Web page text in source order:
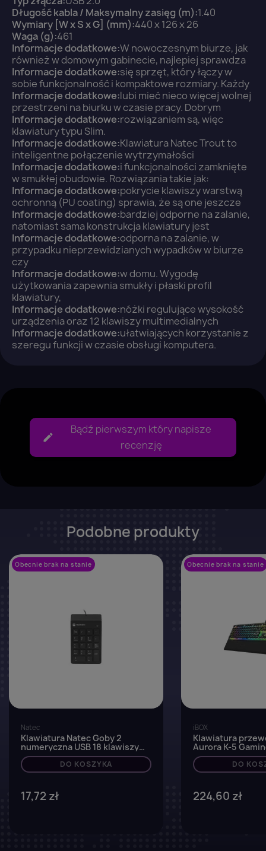
Długość kabla / Maksymalny zasięg (m):1.40
Wymiary [W x S x G] (mm):440 x 126 x 26
Waga (g):461
Informacje dodatkowe:W nowoczesnym biurze, jak
również w domowym gabinecie, najlepiej sprawdza
Informacje dodatkowe:się sprzęt, który łączy w
sobie funkcjonalność i kompaktowe rozmiary. Każdy
Informacje dodatkowe:lubi mieć nieco więcej wolnej
przestrzeni na biurku w czasie pracy. Dobrym
Informacje dodatkowe:rozwiązaniem są, więc
klawiatury typu Slim.
Informacje dodatkowe:Klawiatura Natec Trout to
inteligentne połączenie wytrzymałości
Informacje dodatkowe:i funkcjonalności zamknięte
w smukłej obudowie. Rozwiązania takie jak:
Informacje dodatkowe:pokrycie klawiszy warstwą
ochronną (PU coating) sprawia, że są one jeszcze
Informacje dodatkowe:bardziej odporne na zalanie,
natomiast sama konstrukcja klawiatury jest
Informacje dodatkowe:odporna na zalanie, w
przypadku nieprzewidzianych wypadków w biurze
czy
Informacje dodatkowe:w domu. Wygodę
użytkowania zapewnia smukły i płaski profil
klawiatury,
Informacje dodatkowe:nóżki regulujące wysokość
urządzenia oraz 12 klawiszy multimedialnych
Informacje dodatkowe:ułatwiających korzystanie z
szeregu funkcji w czasie obsługi komputera.
Bądź pierwszym który napisze
recenzję
Podobne produkty
Obecnie brak na stanie
Natec
Klawiatura Natec Goby 2
numeryczna USB 18 klawiszy
czarna
DO KOSZYKA
17,72 zł
Obecnie brak na stanie
iBOX
Klawiatura
Aurora K-5
mechaniczna,
DO
224,60 zł
Zaloguj się ×
You need to be logged in to save products in your
wish list.
Anuluj Zaloguj się